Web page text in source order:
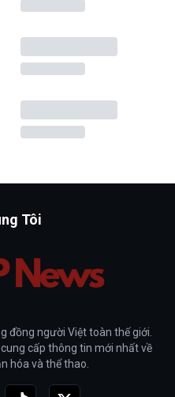
Tôi
đồng người Việt toàn thế giới.
cấp thông tin mới nhất về
hóa và thể thao.